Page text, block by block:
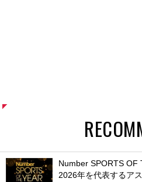
Number SPORTS OF
2026年を代表するア